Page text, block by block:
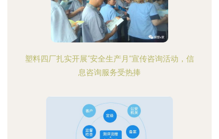
塑料四厂扎实开展“安全生产月”宣传咨询活动，信
息咨询服务受热捧